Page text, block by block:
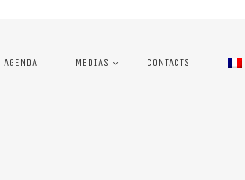
AGENDA MEDIAS CONTACTS